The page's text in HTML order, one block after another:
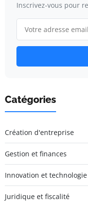
Inscrivez-vous pour
Catégories
Création d'entreprise
Gestion et finances
Innovation et technologie
Juridique et fiscalité